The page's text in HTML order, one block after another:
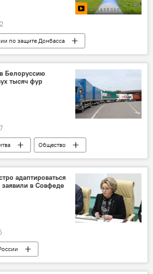
по защите Донбасса
Украина
Белоруссию
тысяч фур
Общество
очереди на границе
адаптироваться
в Совфеде
на фоне ситуации на Украине